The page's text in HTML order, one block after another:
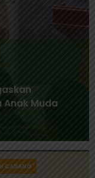
Muda
CABANG